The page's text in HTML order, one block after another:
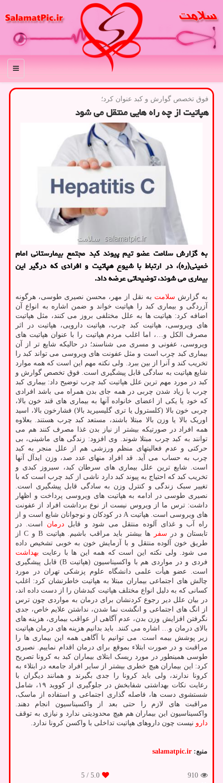
منو
فوق تخصص گوارش و كبد عنوان كرد؛
هپاتیت از چه راه هایی منتقل می شود
به گزارش سلامت عضو تیم پیوند کبد مجتمع بیمارستانی امام
خمینی(ره)، در ارتباط با شیوع هپاتیت و افرادی که درگیر این
بیماری می شوند، توضیحاتی عرضه داد.
به گزارش سلامت به نقل از مهر، محسن نصیری طوسی، هرگونه
آزردگی و بیماری کبد را هپاتیت خواند و ضمن اشاره به انواع آن
اضافه کرد: هپاتیت ها به علل مختلفی بروز می کنند، مثل هپاتیت
های ویروسی، هپاتیت کبد چرب، هپاتیت دارویی، هپاتیت در اثر
مصرف الکل و…، اما اغلب مردم هپاتیت را با عنوان هپاتیت های
ویروسی، عفونی و مسری می شناسند؛ در حالیکه شایع تر از آن
بیماری کبد چرب است و مثل عفونت های ویروسی می تواند کبد را
تخریب کند و آنرا از بین ببرد. ولی نکته مهم این است که همه موارد
شایع هپاتیت به سادگی قابل پیشگیری است. فوق تخصص گوارش و
کبد در مورد مهم ترین علل هپاتیت کبد چرب توضیح داد: بیماری کبد
چرب با زیاد شدن چربی در همه جای بدن همراه می باشد افرادی
که خود یا یکی از اعضای خانواده آنها به بیماری های قند خون بالا،
چربی خون بالا (کلسترول یا تری گلیسیرید بالا) فشارخون بالا، اسید
اوریک بالا یا وزن بالا مبتلا باشند، مستعد کبد چرب هستند. بعلاوه
همه افراد در صورتیکه بیشتر از نیاز بدن غذا مصرف کنند هم می
توانند به کبد چرب مبتلا شوند. وی افزود: زندگی های ماشینی، بی
حرکتی و عدم فعالیتهای منظم ورزشی هم از علل منجر به کبد
چرب به حساب می آید. قد افراد منهای عدد صد، وزن ایدآل آنها
است. شایع ترین علل بیماری های سرطان کبد، سیروز کبدی و
تخریب کبد که احتیاج به پیوند کبد دارد ناشی از کبد چرب است که با
تغییر سبک زندگی و کنترل وزن به سادگی قابل پیشگیری است.
نصیری طوسی در ادامه به هپاتیت های ویروسی پرداخت و اظهار
داشت: ترس ما از ویروس نیست از نوع برداشت افراد از عفونت
های ویروسی است. هپاتیت A در کودکان و نوجوانان شایع است و از
راه آب و غذای آلوده منتقل می شود و قابلدرمان است. در
تابستان و در سفر
ها بیشتر باید مراقب باشیم. هپاتیت B و C از
طریق خون آلوده منتقل و با آزمایش خون به خوبی تشخیص داده
می شود. ولی نکته این است که همه این ها با رعایت بهداشت
فردی و در مواردی هم با واکسیناسیون (هپاتیت B) قابل پیشگیری
است. عضو هیأت علمی دانشگاه علوم پزشکی تهران در مورد
چالش های اجتماعی بیماران مبتلا به هپاتیت خاطرنشان کرد: اغلب
کسانی که به دلیل انواع مختلف هپاتیت کبدشان را از دست داده اند،
در بیان علل دیر رجوع کردنشان برای درمان به مواردی چون ترس
از انگ های اجتماعی و انگشت نما شدن، نداشتن علایم خاص، جدی
نگرفتن افزایش وزن بدن، عدم آگاهی از عواقب بیماری، هزینه های
بالای درمان و… اشاره می کنند. باید بدانیم هزینه های درمان هپاتیت
زیر پوشش بیمه است. می توانیم با آگاهی همه این بیماری ها را
مراقبت و در صورت ابتلاء بموقع برای درمان اقدام نماییم. نصیری
طوسی همینطور در مورد ریسک ابتلای بیماران کبد به کرونا تصریح
کرد: این بیماران هیچ خطری بیشتر از سایر افراد جامعه در ابتلاء به
کرونا ندارند، ولی باید کرونا را جدی بگیرند و همانند دیگران با
رعایت نکات بهداشتی شفابخش در جلوگیری از کووید ۱۹، شامل
شستشوی دست ها، فاصله گذاری اجتماعی و استفاده از ماسک،
مراقبت های لازم را حتی بعد از واکسیناسیون انجام دهند.
واکسیناسیون این بیماران هم هیچ محدودیتی ندارد و نیازی به توقف
دارو نیست چون داروهای هپاتیت تداخلی با واکسن کرونا ندارد.
منبع: salamatpic.ir
910
5.0
/ 5